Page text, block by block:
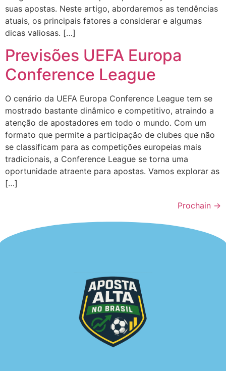
suas apostas. Neste artigo, abordaremos as tendências
atuais, os principais fatores a considerar e algumas
dicas valiosas. […]
Previsões UEFA Europa
Conference League
O cenário da UEFA Europa Conference League tem se
mostrado bastante dinâmico e competitivo, atraindo a
atenção de apostadores em todo o mundo. Com um
formato que permite a participação de clubes que não
se classificam para as competições europeias mais
tradicionais, a Conference League se torna uma
oportunidade atraente para apostas. Vamos explorar as
[…]
Prochain →